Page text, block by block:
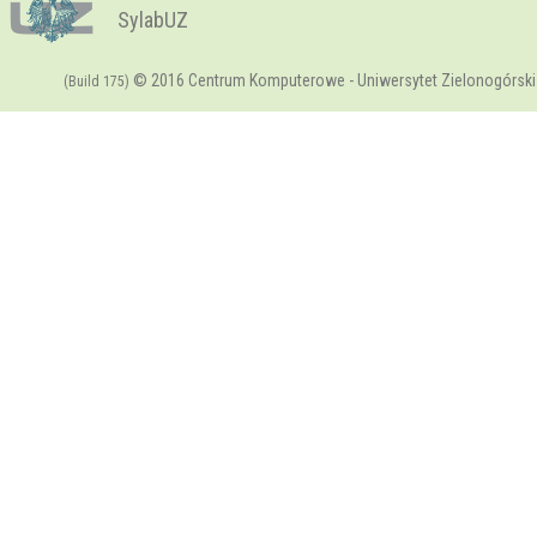
SylabUZ
(Build 175) © 2016 Centrum Komputerowe - Uniwersytet Zielonogórski